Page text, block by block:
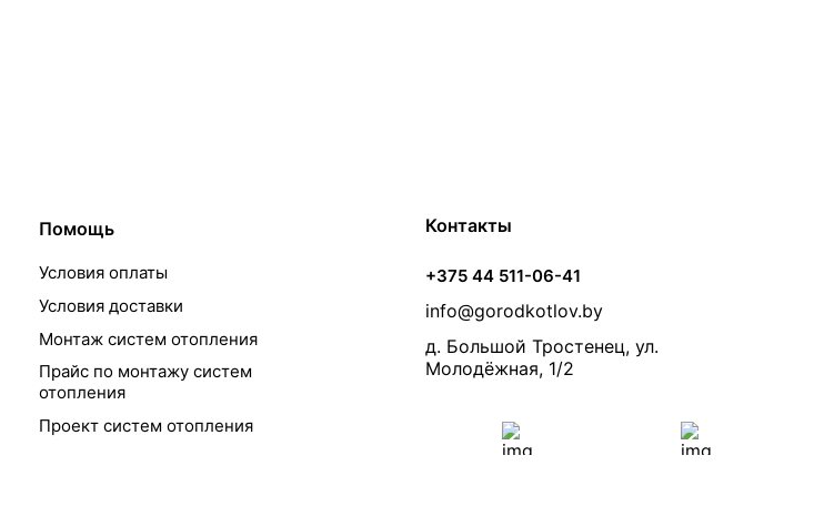
Помощь
Условия оплаты
Условия доставки
Монтаж систем отопления
Прайс по монтажу систем
отопления
Проект систем отопления
Контакты
+375 44 511-06-41
info@gorodkotlov.by
д. Большой Тростенец, ул.
Молодёжная, 1/2